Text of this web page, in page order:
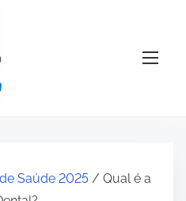
Saúde 2025 / Qual é a